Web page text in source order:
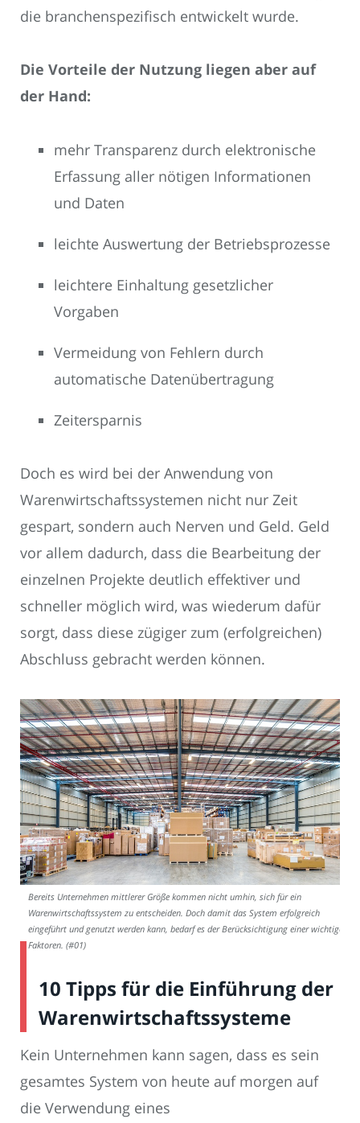
die branchenspezifisch entwickelt wurde.
Die Vorteile der Nutzung liegen aber auf
der Hand:
mehr Transparenz durch elektronische
Erfassung aller nötigen Informationen
und Daten
leichte Auswertung der Betriebsprozesse
leichtere Einhaltung gesetzlicher
Vorgaben
Vermeidung von Fehlern durch
automatische Datenübertragung
Zeitersparnis
Doch es wird bei der Anwendung von
Warenwirtschaftssystemen nicht nur Zeit
gespart, sondern auch Nerven und Geld. Geld
vor allem dadurch, dass die Bearbeitung der
einzelnen Projekte deutlich effektiver und
schneller möglich wird, was wiederum dafür
sorgt, dass diese zügiger zum (erfolgreichen)
Abschluss gebracht werden können.
Bereits Unternehmen mittlerer Größe kommen nicht umhin, sich für ein
Warenwirtschaftssystem zu entscheiden. Doch damit das System erfolgreich
eingeführt und genutzt werden kann, bedarf es der Berücksichtigung einer wichtiger
Faktoren. (#01)
10 Tipps für die Einführung der
Warenwirtschaftssysteme
Kein Unternehmen kann sagen, dass es sein
gesamtes System von heute auf morgen auf
die Verwendung eines